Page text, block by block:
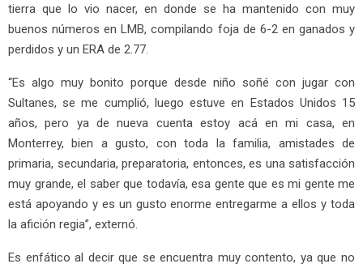
tierra que lo vio nacer, en donde se ha mantenido con muy
buenos números en LMB, compilando foja de 6-2 en ganados y
perdidos y un ERA de 2.77.
“Es algo muy bonito porque desde niño soñé con jugar con
Sultanes, se me cumplió, luego estuve en Estados Unidos 15
años, pero ya de nueva cuenta estoy acá en mi casa, en
Monterrey, bien a gusto, con toda la familia, amistades de
primaria, secundaria, preparatoria, entonces, es una satisfacción
muy grande, el saber que todavía, esa gente que es mi gente me
está apoyando y es un gusto enorme entregarme a ellos y toda
la afición regia”, externó.
Es enfático al decir que se encuentra muy contento, ya que no